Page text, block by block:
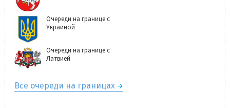
Очереди на границе с
Украиной
Очереди на границе с
Латвией
Все очереди на границах